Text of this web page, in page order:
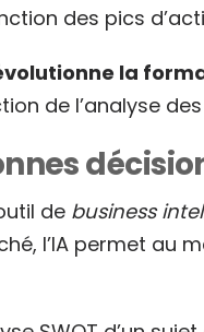
des pics
la
de l’analyse
de business
l’IA permet au